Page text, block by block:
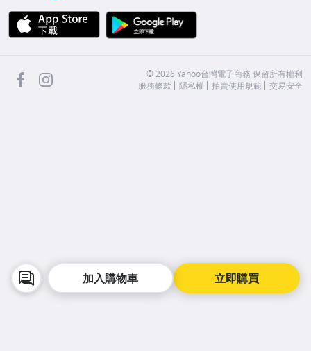
立即購買
加入購物車
APP Store
facebook ©2026 Yahoo台灣電子商務 保留所有權利
服務條款
隱私權 拍賣使用規範 交易安全